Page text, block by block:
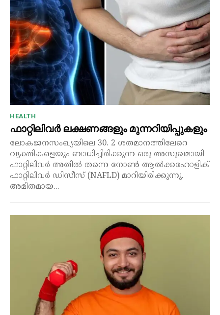
HEALTH
ഫാറ്റിലിവർ ലക്ഷണങ്ങളും മുന്നറിയിപ്പുകളും
ലോകജനസംഖ്യയിലെ 30. 2 ശതമാനത്തിലേറെ
വ്യക്തികളെയും ബാധിച്ചിരിക്കുന്ന ഒരു അസുഖമായി
ഫാറ്റിലിവർ അതിൽ തന്നെ നോൺ ആൽക്കഹോളിക്
ഫാറ്റിലിവർ ഡിസീസ് (NAFLD) മാറിയിരിക്കുന്നു.
അമിതമായ...